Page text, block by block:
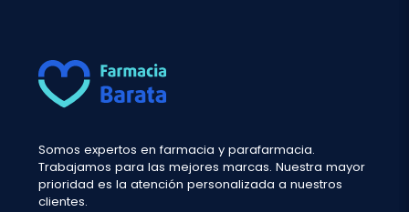
Somos expertos en farmacia y parafarmacia.
Trabajamos para las mejores marcas. Nuestra mayor
prioridad es la atención personalizada a nuestros
clientes.